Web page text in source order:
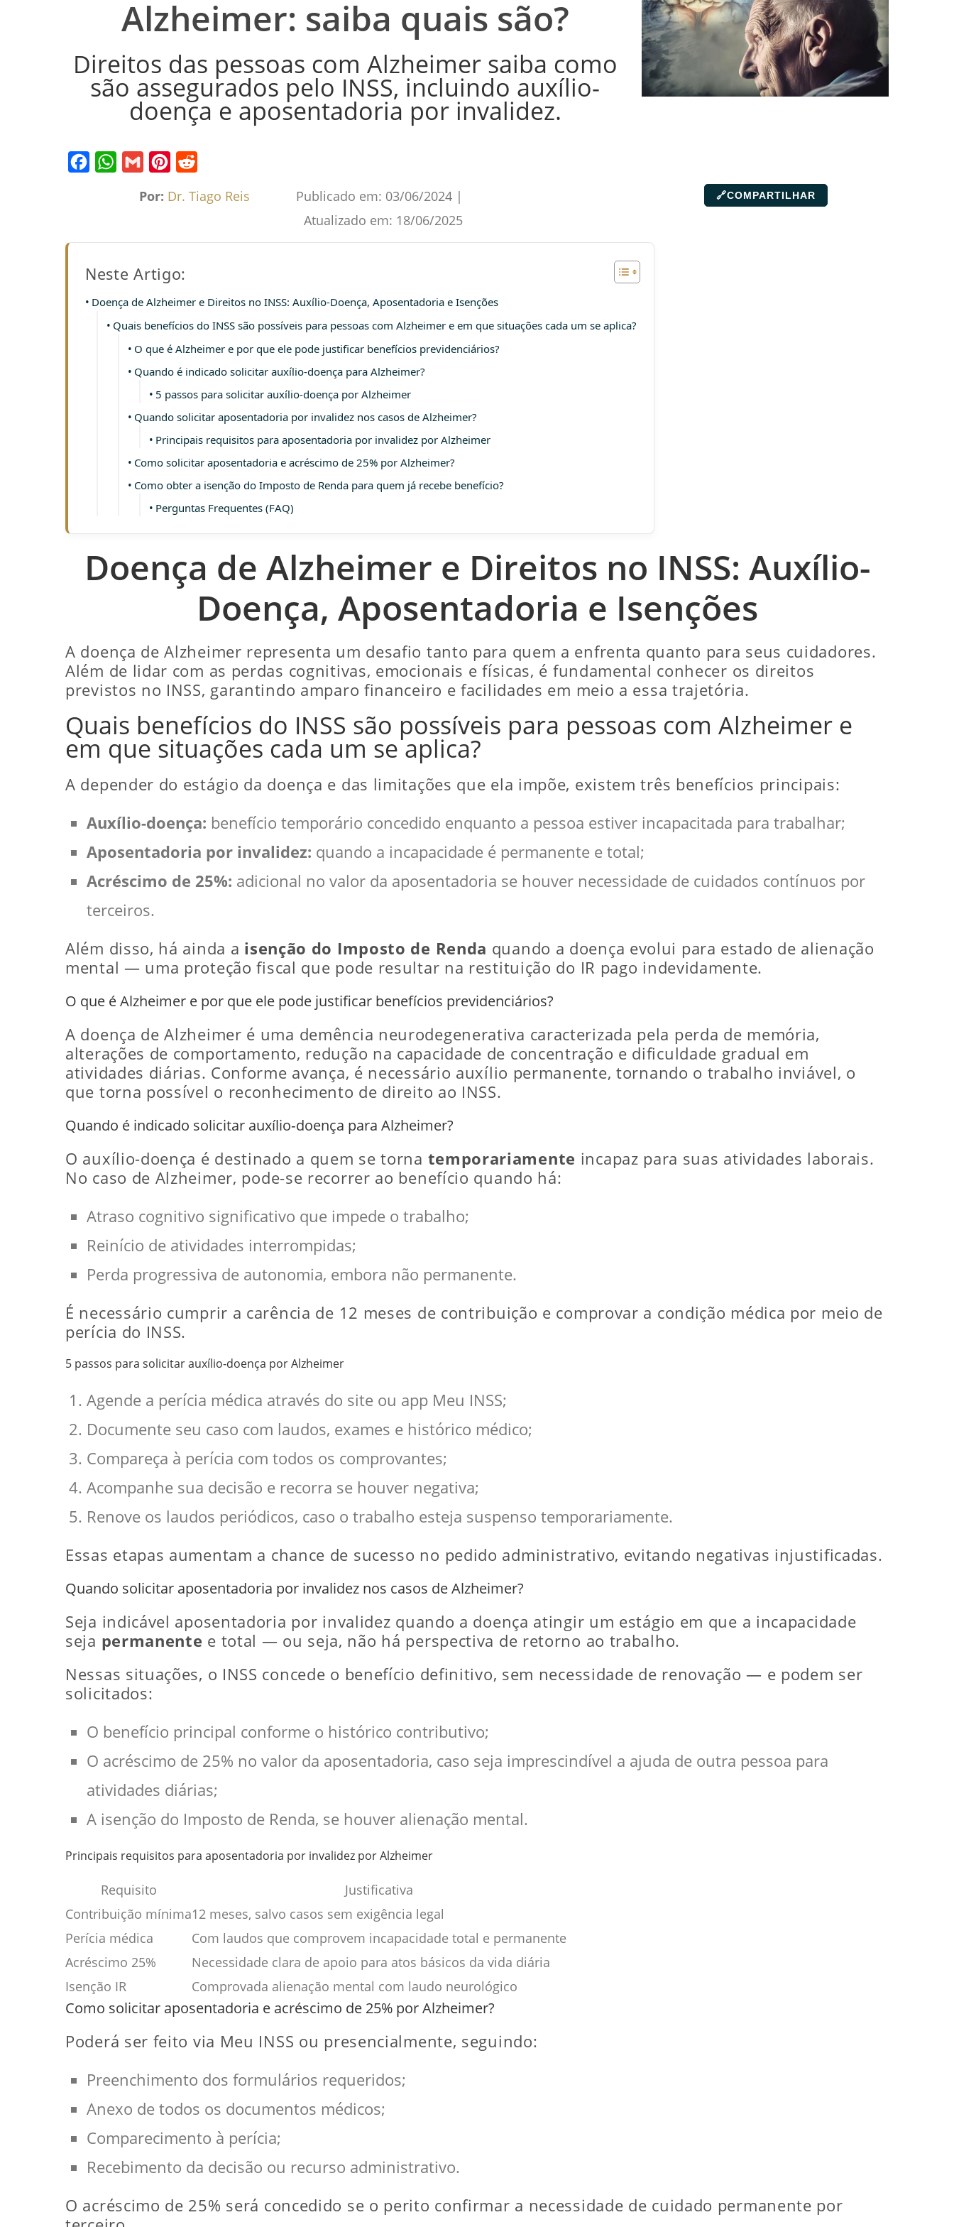
Alzheimer: saiba quais são?
Direitos das pessoas com Alzheimer saiba como
são assegurados pelo INSS, incluindo auxílio-
doença e aposentadoria por invalidez.
Por: Dr. Tiago Reis Publicado em: 03/06/2024 |
Atualizado em: 18/06/2025
🔗COMPARTILHAR
Neste Artigo:
Doença de Alzheimer e Direitos no INSS: Auxílio-Doença, Aposentadoria e Isenções
Quais benefícios do INSS são possíveis para pessoas com Alzheimer e em que situações cada um se aplica?
O que é Alzheimer e por que ele pode justificar benefícios previdenciários?
Quando é indicado solicitar auxílio‑doença para Alzheimer?
5 passos para solicitar auxílio‑doença por Alzheimer
Quando solicitar aposentadoria por invalidez nos casos de Alzheimer?
Principais requisitos para aposentadoria por invalidez por Alzheimer
Como solicitar aposentadoria e acréscimo de 25% por Alzheimer?
Como obter a isenção do Imposto de Renda para quem já recebe benefício?
Perguntas Frequentes (FAQ)
Doença de Alzheimer e Direitos no INSS: Auxílio-
Doença, Aposentadoria e Isenções
A doença de Alzheimer representa um desafio tanto para quem a enfrenta quanto para seus cuidadores.
Além de lidar com as perdas cognitivas, emocionais e físicas, é fundamental conhecer os direitos
previstos no INSS, garantindo amparo financeiro e facilidades em meio a essa trajetória.
Quais benefícios do INSS são possíveis para pessoas com Alzheimer e
em que situações cada um se aplica?
A depender do estágio da doença e das limitações que ela impõe, existem três benefícios principais:
Auxílio-doença: benefício temporário concedido enquanto a pessoa estiver incapacitada para trabalhar;
Aposentadoria por invalidez: quando a incapacidade é permanente e total;
Acréscimo de 25%: adicional no valor da aposentadoria se houver necessidade de cuidados contínuos por
terceiros.
Além disso, há ainda a isenção do Imposto de Renda quando a doença evolui para estado de alienação
mental — uma proteção fiscal que pode resultar na restituição do IR pago indevidamente.
O que é Alzheimer e por que ele pode justificar benefícios previdenciários?
A doença de Alzheimer é uma demência neurodegenerativa caracterizada pela perda de memória,
alterações de comportamento, redução na capacidade de concentração e dificuldade gradual em
atividades diárias. Conforme avança, é necessário auxílio permanente, tornando o trabalho inviável, o
que torna possível o reconhecimento de direito ao INSS.
Quando é indicado solicitar auxílio‑doença para Alzheimer?
O auxílio-doença é destinado a quem se torna temporariamente incapaz para suas atividades laborais.
No caso de Alzheimer, pode-se recorrer ao benefício quando há:
Atraso cognitivo significativo que impede o trabalho;
Reinício de atividades interrompidas;
Perda progressiva de autonomia, embora não permanente.
É necessário cumprir a carência de 12 meses de contribuição e comprovar a condição médica por meio de
perícia do INSS.
5 passos para solicitar auxílio‑doença por Alzheimer
Agende a perícia médica através do site ou app Meu INSS;
Documente seu caso com laudos, exames e histórico médico;
Compareça à perícia com todos os comprovantes;
Acompanhe sua decisão e recorra se houver negativa;
Renove os laudos periódicos, caso o trabalho esteja suspenso temporariamente.
Essas etapas aumentam a chance de sucesso no pedido administrativo, evitando negativas injustificadas.
Quando solicitar aposentadoria por invalidez nos casos de Alzheimer?
Seja indicável aposentadoria por invalidez quando a doença atingir um estágio em que a incapacidade
seja permanente e total — ou seja, não há perspectiva de retorno ao trabalho.
Nessas situações, o INSS concede o benefício definitivo, sem necessidade de renovação — e podem ser
solicitados:
O benefício principal conforme o histórico contributivo;
O acréscimo de 25% no valor da aposentadoria, caso seja imprescindível a ajuda de outra pessoa para
atividades diárias;
A isenção do Imposto de Renda, se houver alienação mental.
Principais requisitos para aposentadoria por invalidez por Alzheimer
Requisito
Justificativa
Contribuição mínima12 meses, salvo casos sem exigência legal
Perícia médica
Com laudos que comprovem incapacidade total e permanente
Acréscimo 25%
Necessidade clara de apoio para atos básicos da vida diária
Isenção IR
Comprovada alienação mental com laudo neurológico
Como solicitar aposentadoria e acréscimo de 25% por Alzheimer?
Poderá ser feito via Meu INSS ou presencialmente, seguindo:
Preenchimento dos formulários requeridos;
Anexo de todos os documentos médicos;
Comparecimento à perícia;
Recebimento da decisão ou recurso administrativo.
O acréscimo de 25% será concedido se o perito confirmar a necessidade de cuidado permanente por